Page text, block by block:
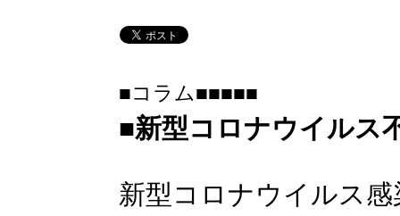
■コラム■■■■■
■新型コロナウイルス
新型コロナウイルス